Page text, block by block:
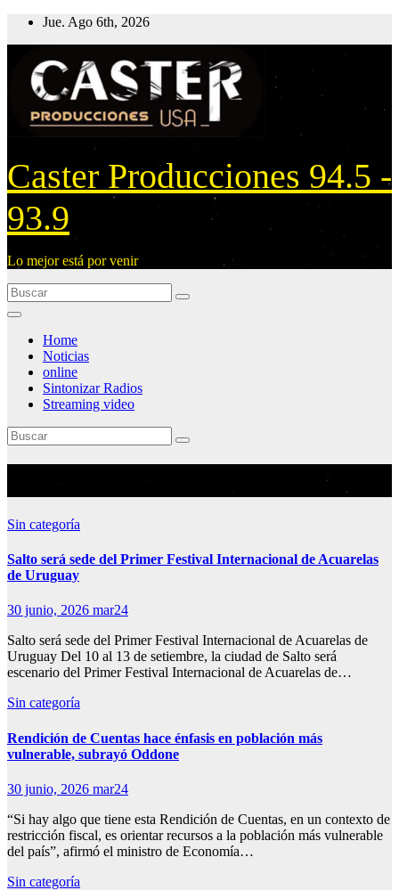
Jue. Ago 6th, 2026
Caster Producciones 94.5 -
93.9
Lo mejor está por venir
Home
Noticias
online
Sintonizar Radios
Streaming video
Sin categoría
Salto será sede del Primer Festival Internacional de Acuarelas
de Uruguay
30 junio, 2026 mar24
Salto será sede del Primer Festival Internacional de Acuarelas de
Uruguay Del 10 al 13 de setiembre, la ciudad de Salto será
escenario del Primer Festival Internacional de Acuarelas de…
Sin categoría
Rendición de Cuentas hace énfasis en población más
vulnerable, subrayó Oddone
30 junio, 2026 mar24
“Si hay algo que tiene esta Rendición de Cuentas, en un contexto de
restricción fiscal, es orientar recursos a la población más vulnerable
del país”, afirmó el ministro de Economía…
Sin categoría